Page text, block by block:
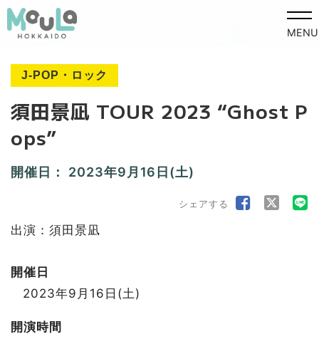
MENU
J-POP・ロック
須田景凪 TOUR 2023 “Ghost P
ops”
開催日： 2023年9月16日(土)
シェアする
出演：須田景凪
開催日
2023年9月16日(土)
開演時間